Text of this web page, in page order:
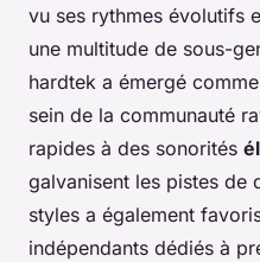
vu ses rythmes évolutifs
une multitude de sous-
hardtek a émergé
sein de la communauté
rapides à des sonorités
galvanisent les pistes de
styles a également
indépendants dédiés à